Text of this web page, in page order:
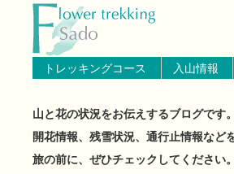
ブログ（佐渡島の
トレッキングコース 入山情報
山と花の状況をお伝えするブログです。
開花情報、残雪状況、通行止情報など
旅の前に、ぜひチェックしてください。
トップページへ戻る